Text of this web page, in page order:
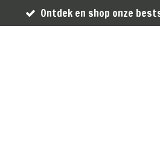
Ontdek en shop onze